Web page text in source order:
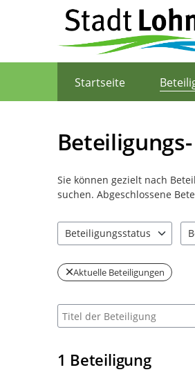
Startseite
Sie können gezielt nach
suchen. Abgeschlossene
Beteiligungsstatus
Aktuelle Beteiligungen
Suche nach Beteiligung
1 Beteiligung